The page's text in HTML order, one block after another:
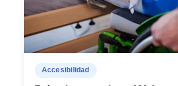
Accesibilidad